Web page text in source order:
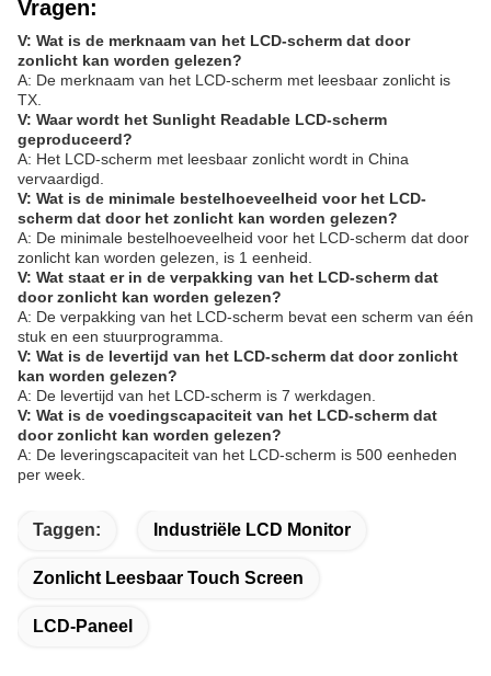
Vragen:
V: Wat is de merknaam van het LCD-scherm dat door
zonlicht kan worden gelezen?
A: De merknaam van het LCD-scherm met leesbaar zonlicht is
TX.
V: Waar wordt het Sunlight Readable LCD-scherm
geproduceerd?
A: Het LCD-scherm met leesbaar zonlicht wordt in China
vervaardigd.
V: Wat is de minimale bestelhoeveelheid voor het LCD-
scherm dat door het zonlicht kan worden gelezen?
A: De minimale bestelhoeveelheid voor het LCD-scherm dat door
zonlicht kan worden gelezen, is 1 eenheid.
V: Wat staat er in de verpakking van het LCD-scherm dat
door zonlicht kan worden gelezen?
A: De verpakking van het LCD-scherm bevat een scherm van één
stuk en een stuurprogramma.
V: Wat is de levertijd van het LCD-scherm dat door zonlicht
kan worden gelezen?
A: De levertijd van het LCD-scherm is 7 werkdagen.
V: Wat is de voedingscapaciteit van het LCD-scherm dat
door zonlicht kan worden gelezen?
A: De leveringscapaciteit van het LCD-scherm is 500 eenheden
per week.
Taggen: Industriële LCD Monitor
Zonlicht Leesbaar Touch Screen
LCD-Paneel